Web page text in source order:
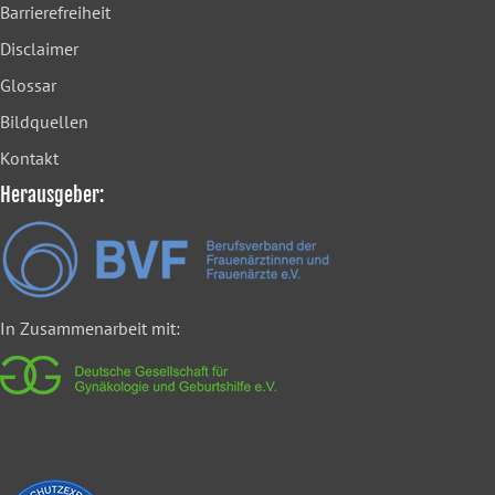
Barrierefreiheit
Disclaimer
Glossar
Bildquellen
Kontakt
Herausgeber:
In Zusammenarbeit mit: